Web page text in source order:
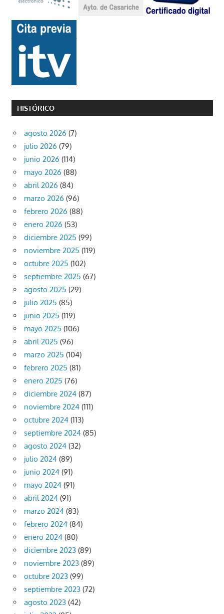
HISTÓRICO
agosto 2026 (7)
julio 2026 (79)
junio 2026 (114)
mayo 2026 (88)
abril 2026 (84)
marzo 2026 (96)
febrero 2026 (88)
enero 2026 (53)
diciembre 2025 (99)
noviembre 2025 (119)
octubre 2025 (102)
septiembre 2025 (67)
agosto 2025 (29)
julio 2025 (85)
junio 2025 (119)
mayo 2025 (106)
abril 2025 (96)
marzo 2025 (104)
febrero 2025 (81)
enero 2025 (76)
diciembre 2024 (87)
noviembre 2024 (111)
octubre 2024 (113)
septiembre 2024 (85)
agosto 2024 (32)
julio 2024 (89)
junio 2024 (91)
mayo 2024 (91)
abril 2024 (91)
marzo 2024 (83)
febrero 2024 (84)
enero 2024 (80)
diciembre 2023 (89)
noviembre 2023 (89)
octubre 2023 (99)
septiembre 2023 (72)
agosto 2023 (42)